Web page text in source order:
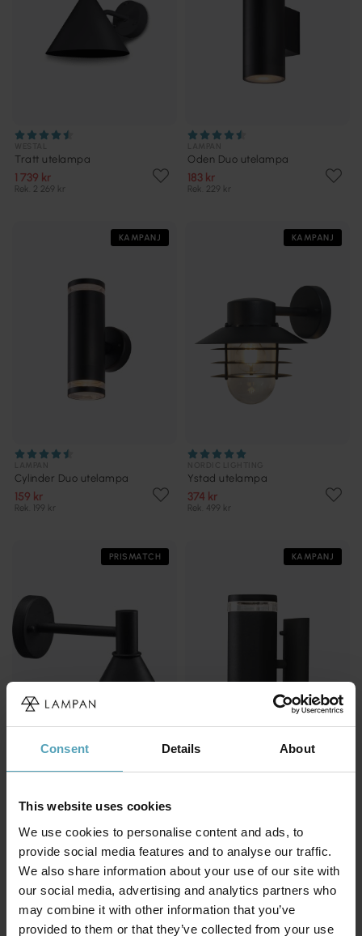
Consent Details About
This website uses cookies
We use cookies to personalise content and ads, to
provide social media features and to analyse our traffic.
We also share information about your use of our site with
our social media, advertising and analytics partners who
may combine it with other information that you’ve
provided to them or that they’ve collected from your use
Tratt utelampa
1 739 kr
Rek. 2 269 kr
Oden Duo utelampa
183 kr
Rek. 229 kr
KAMPANJ
Cylinder Duo utelampa
159 kr
Rek. 199 kr
KAMPANJ
Ystad utelampa
374 kr
Rek. 499 kr
PRISMATCH
851 kr
Rek. 1 299 kr
KAMPANJ
Rek. 559 kr
KAMPANJ KAMPANJ